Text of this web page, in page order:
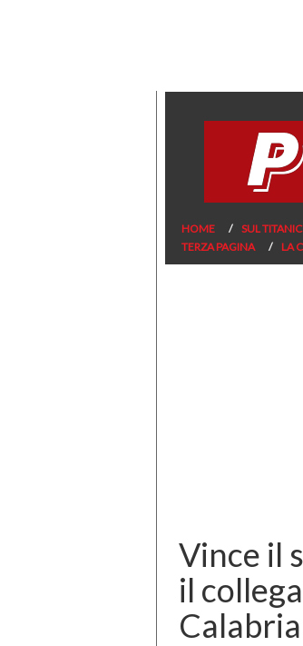
HOME SUL TITANIC
TERZA PAGINA
LA
Vince il
il
Calabria